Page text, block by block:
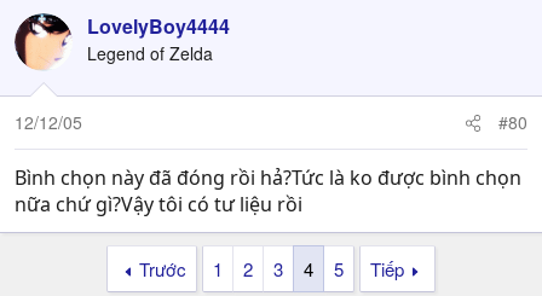
LovelyBoy4444
Legend of Zelda
12/12/05 #80
Bình chọn này đã đóng rồi hả?Tức là ko được bình chọn
nữa chứ gì?Vậy tôi có tư liệu rồi
Trước 1 2 3 4 5 Tiếp